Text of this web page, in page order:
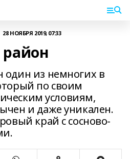
28 НОЯБРЯ 2019, 07:33
один из немногих в
по своим
условиям,
и даже уникален.
край с сосново-